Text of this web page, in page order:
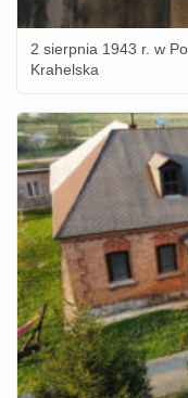
2 sierpnia 1943 r. w
Krahelska